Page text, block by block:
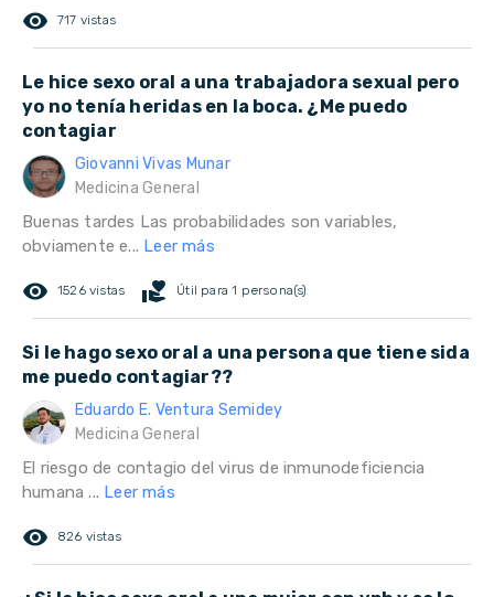
remove_red_eye 717 vistas
Le hice sexo oral a una trabajadora sexual pero
yo no tenía heridas en la boca. ¿Me puedo
contagiar
Giovanni Vivas Munar
Medicina General
Buenas tardes Las probabilidades son variables,
obviamente e... Leer más
remove_red_eye 1526 vistas volunteer_activism Útil para 1 persona(s)
Si le hago sexo oral a una persona que tiene sida
me puedo contagiar??
Eduardo E. Ventura Semidey
Medicina General
El riesgo de contagio del virus de inmunodeficiencia
humana ... Leer más
remove_red_eye 826 vistas